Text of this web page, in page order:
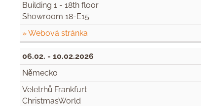
Building 1 - 18th floor
Showroom 18-E15
» Webová stránka
06.02. - 10.02.2026
Německo
Veletrhů Frankfurt
ChristmasWorld